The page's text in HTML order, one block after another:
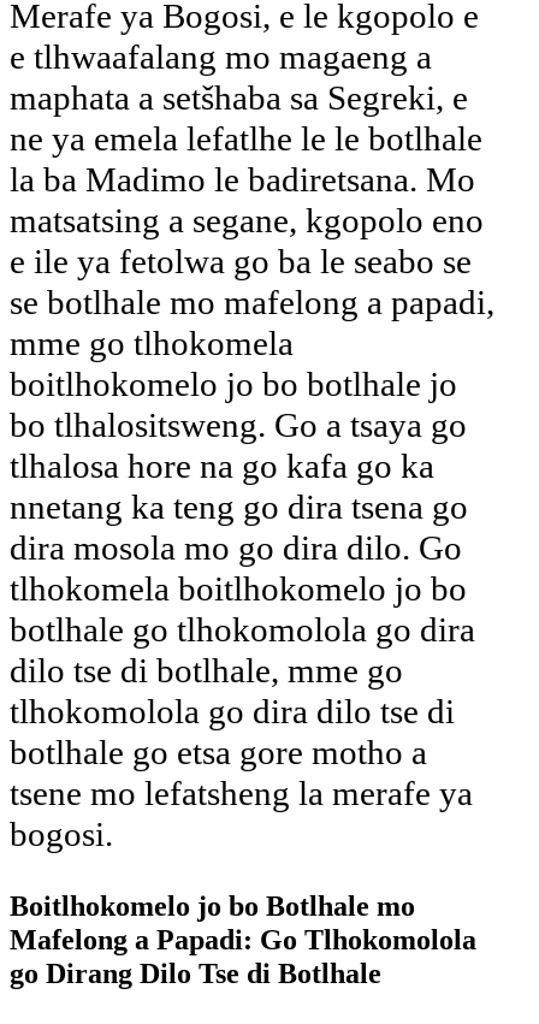
Merafe ya Bogosi, e le kgopolo e
e tlhwaafalang mo magaeng a
maphata a setšhaba sa Segreki, e
ne ya emela lefatlhe le le botlhale
la ba Madimo le badiretsana. Mo
matsatsing a segane, kgopolo eno
e ile ya fetolwa go ba le seabo se
se botlhale mo mafelong a papadi,
mme go tlhokomela
boitlhokomelo jo bo botlhale jo
bo tlhalositsweng. Go a tsaya go
tlhalosa hore na go kafa go ka
nnetang ka teng go dira tsena go
dira mosola mo go dira dilo. Go
tlhokomela boitlhokomelo jo bo
botlhale go tlhokomolola go dira
dilo tse di botlhale, mme go
tlhokomolola go dira dilo tse di
botlhale go etsa gore motho a
tsene mo lefatsheng la merafe ya
bogosi.
Boitlhokomelo jo bo Botlhale mo
Mafelong a Papadi: Go Tlhokomolola
go Dirang Dilo Tse di Botlhale